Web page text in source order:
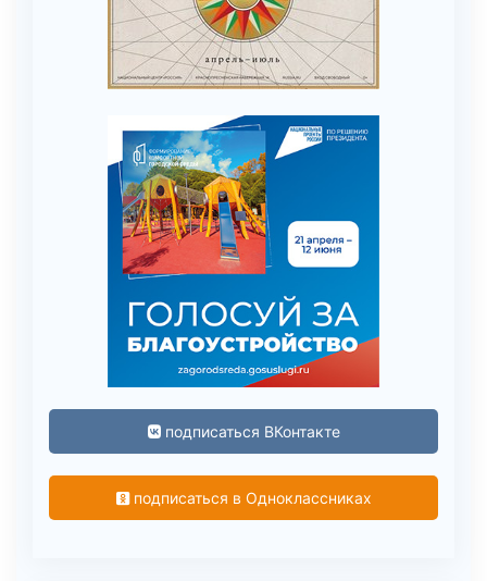
подписаться ВКонтакте
подписаться в Одноклассниках